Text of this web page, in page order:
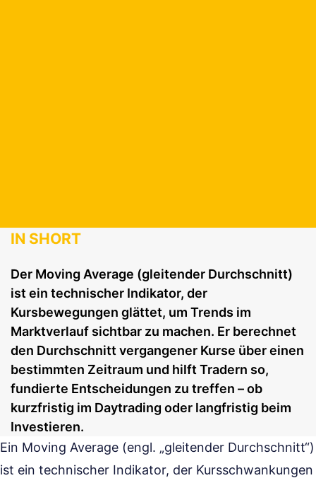
IN SHORT
Der Moving Average (gleitender Durchschnitt)
ist ein technischer Indikator, der
Kursbewegungen glättet, um Trends im
Marktverlauf sichtbar zu machen. Er berechnet
den Durchschnitt vergangener Kurse über einen
bestimmten Zeitraum und hilft Tradern so,
fundierte Entscheidungen zu treffen – ob
kurzfristig im Daytrading oder langfristig beim
Investieren.
Ein Moving Average (engl. „gleitender Durchschnitt“)
ist ein technischer Indikator, der Kursschwankungen